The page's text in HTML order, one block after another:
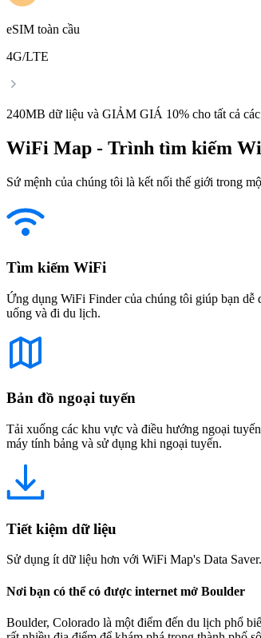
eSIM toàn cầu
4G/LTE
240MB dữ liệu và GIẢM GIÁ 10% cho tất cả
WiFi Map - Trình tìm kiếm
Sứ mệnh của chúng tôi là kết nối thế giới trong
Tìm kiếm WiFi
Ứng dụng WiFi Finder của chúng tôi giúp bạn dễ
uống và đi du lịch.
Bản đồ ngoại tuyến
Tải xuống các khu vực và điều hướng ngoại
máy tính bảng và sử dụng khi ngoại tuyến.
Tiết kiệm dữ liệu
Sử dụng ít dữ liệu hơn với WiFi Map's Data
Nơi bạn có thể có được internet mở Boulder
Boulder, Colorado là một điểm đến du lịch phổ